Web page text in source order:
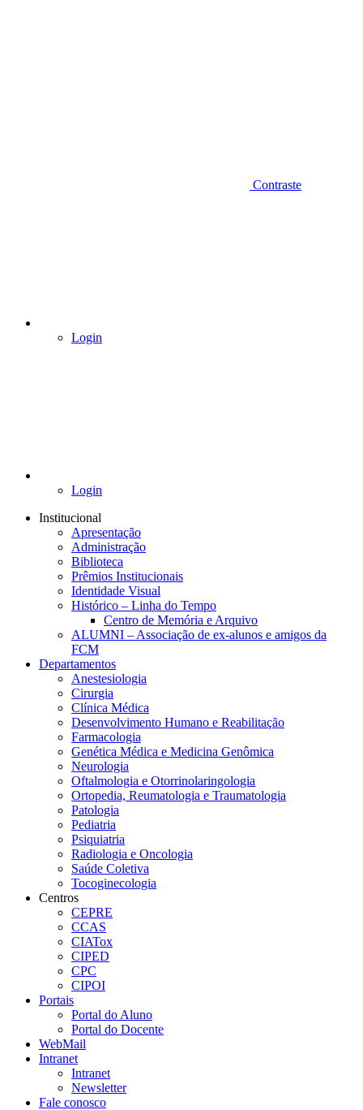
Contraste
Login
Login
Institucional
Apresentação
Administração
Biblioteca
Prêmios Institucionais
Identidade Visual
Histórico – Linha do Tempo
Centro de Memória e Arquivo
ALUMNI – Associação de ex-alunos e amigos da
FCM
Departamentos
Anestesiologia
Cirurgia
Clínica Médica
Desenvolvimento Humano e Reabilitação
Farmacologia
Genética Médica e Medicina Genômica
Neurologia
Oftalmologia e Otorrinolaringologia
Ortopedia, Reumatologia e Traumatologia
Patologia
Pediatria
Psiquiatria
Radiologia e Oncologia
Saúde Coletiva
Tocoginecologia
Centros
CEPRE
CCAS
CIATox
CIPED
CPC
CIPOI
Portais
Portal do Aluno
Portal do Docente
WebMail
Intranet
Intranet
Newsletter
Fale conosco